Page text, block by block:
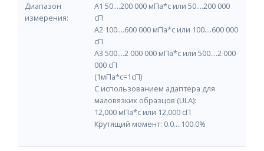
Диапазон
измерения:
А1 50....200 000 мПа*с или 50....200 000
cП
А2 100....600 000 мПа*с или 100....600 000
cП
А3 500....2 000 000 мПа*с или 500....2 000
000 cП
(1мПа*с=1cП)
C использованием адаптера для
маловязких образцов (ULA):
12,000 мПа*с или 12,000 cП
Крутящий момент: 0.0....100.0%